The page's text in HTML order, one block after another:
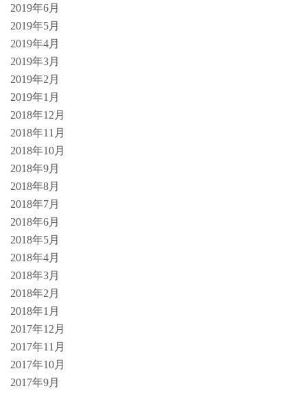
2019年6月
2019年5月
2019年4月
2019年3月
2019年2月
2019年1月
2018年12月
2018年11月
2018年10月
2018年9月
2018年8月
2018年7月
2018年6月
2018年5月
2018年4月
2018年3月
2018年2月
2018年1月
2017年12月
2017年11月
2017年10月
2017年9月